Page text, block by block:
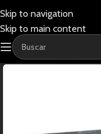
Skip to navigation
Skip to main content
-20%